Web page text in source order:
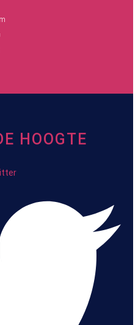
HOOGTE